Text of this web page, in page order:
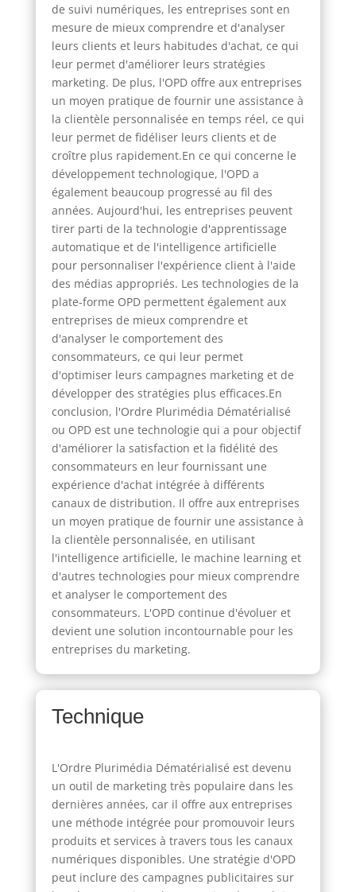
de suivi numériques, les entreprises sont en
mesure de mieux comprendre et d'analyser
leurs clients et leurs habitudes d'achat, ce qui
leur permet d'améliorer leurs stratégies
marketing. De plus, l'OPD offre aux entreprises
un moyen pratique de fournir une assistance à
la clientèle personnalisée en temps réel, ce qui
leur permet de fidéliser leurs clients et de
croître plus rapidement.En ce qui concerne le
développement technologique, l'OPD a
également beaucoup progressé au fil des
années. Aujourd'hui, les entreprises peuvent
tirer parti de la technologie d'apprentissage
automatique et de l'intelligence artificielle
pour personnaliser l'expérience client à l'aide
des médias appropriés. Les technologies de la
plate-forme OPD permettent également aux
entreprises de mieux comprendre et
d'analyser le comportement des
consommateurs, ce qui leur permet
d'optimiser leurs campagnes marketing et de
développer des stratégies plus efficaces.En
conclusion, l'Ordre Plurimédia Dématérialisé
ou OPD est une technologie qui a pour objectif
d'améliorer la satisfaction et la fidélité des
consommateurs en leur fournissant une
expérience d'achat intégrée à différents
canaux de distribution. Il offre aux entreprises
un moyen pratique de fournir une assistance à
la clientèle personnalisée, en utilisant
l'intelligence artificielle, le machine learning et
d'autres technologies pour mieux comprendre
et analyser le comportement des
consommateurs. L'OPD continue d'évoluer et
devient une solution incontournable pour les
entreprises du marketing.
Technique
L'Ordre Plurimédia Dématérialisé est devenu
un outil de marketing très populaire dans les
dernières années, car il offre aux entreprises
une méthode intégrée pour promouvoir leurs
produits et services à travers tous les canaux
numériques disponibles. Une stratégie d'OPD
peut inclure des campagnes publicitaires sur